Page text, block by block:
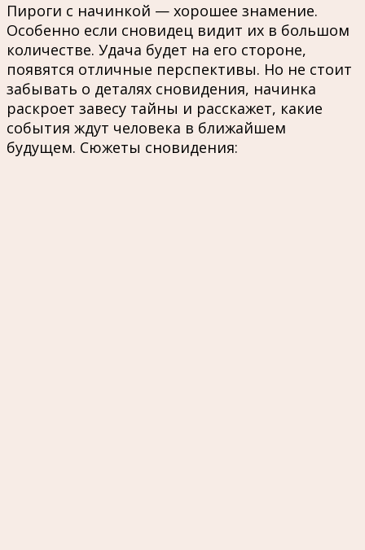
Пироги с начинкой — хорошее знамение.
Особенно если сновидец видит их в большом
количестве. Удача будет на его стороне,
появятся отличные перспективы. Но не стоит
забывать о деталях сновидения, начинка
раскроет завесу тайны и расскажет, какие
события ждут человека в ближайшем
будущем. Сюжеты сновидения: